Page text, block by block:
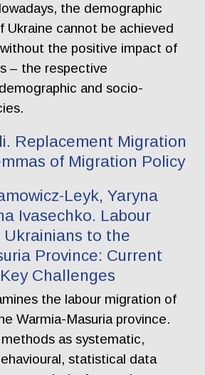
the demographic
Ukraine cannot be achieved
the positive impact of
– the respective
and socio-
Replacement Migration
of Migration Policy
Leyk, Yaryna
Ivasechko. Labour
to the
Province: Current
Challenges
the labour migration of
Warmia-Masuria province.
as systematic,
statistical data